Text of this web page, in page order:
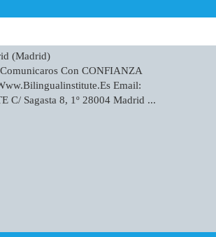
(Madrid)
Con CONFIANZA
Email:
C/ Sagasta 8, 1º 28004 Madrid ...